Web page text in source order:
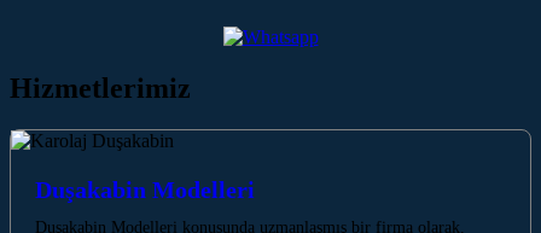
Hizmetlerimiz
Duşakabin Modelleri
Duşakabin Modelleri konusunda uzmanlaşmış bir firma olarak,